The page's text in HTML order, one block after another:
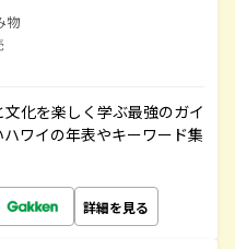
物
化を楽しく学ぶ最強のガイ
ワイの年表やキーワード集
詳細を見る